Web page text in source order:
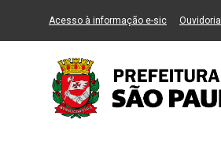
Ir ao Conteúdo Ir para menu
Acesso à informação e-sic(Link para
Ouvidoria